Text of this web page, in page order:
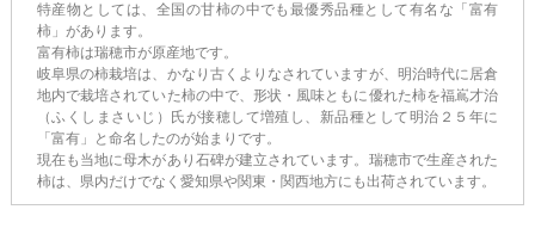
特産物としては、全国の甘柿の中でも最優秀品種として有名な「富有
柿」があります。
富有柿は瑞穂市が原産地です。
岐阜県の柿栽培は、かなり古くよりなされていますが、明治時代に居倉
地内で栽培されていた柿の中で、形状・風味ともに優れた柿を福嶌才治
（ふくしまさいじ）氏が接穂して増殖し、新品種として明治２５年に
「富有」と命名したのが始まりです。
現在も当地に母木があり石碑が建立されています。瑞穂市で生産された
柿は、県内だけでなく愛知県や関東・関西地方にも出荷されています。